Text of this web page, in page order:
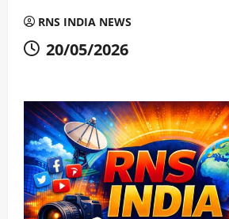
RNS INDIA NEWS
20/05/2026